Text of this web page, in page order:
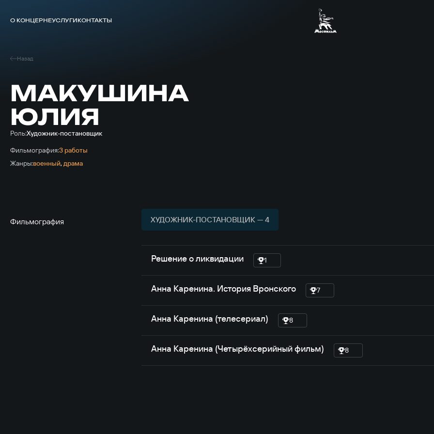
О КОНЦЕРНЕУСЛУГИКОНТАКТЫ
Назад
МАКУШИНА
ЮЛИЯ
Роль:Художник-постановщик
Фильмография:3 работы
Жанры:военный,драма
Фильмография ХУДОЖНИК-ПОСТАНОВЩИК — 4
Решение о ликвидации 1
Анна Каренина. История Вронского 7
Анна Каренина (телесериал) 8
Анна Каренина (Четырёхсерийный фильм) 8